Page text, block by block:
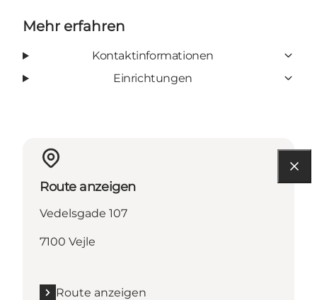
Mehr erfahren
Kontaktinformationen
Einrichtungen
Route anzeigen
Vedelsgade 107
7100 Vejle
Route anzeigen